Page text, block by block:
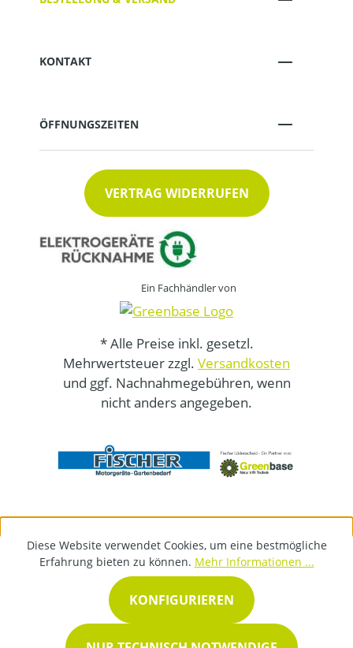
KONTAKT
ÖFFNUNGSZEITEN
VERTRAG WIDERRUFEN
Ein Fachhändler von
* Alle Preise inkl. gesetzl.
Mehrwertsteuer zzgl. Versandkosten
und ggf. Nachnahmegebühren, wenn
nicht anders angegeben.
Diese Website verwendet Cookies, um eine bestmögliche
Erfahrung bieten zu können. Mehr Informationen ...
KONFIGURIEREN